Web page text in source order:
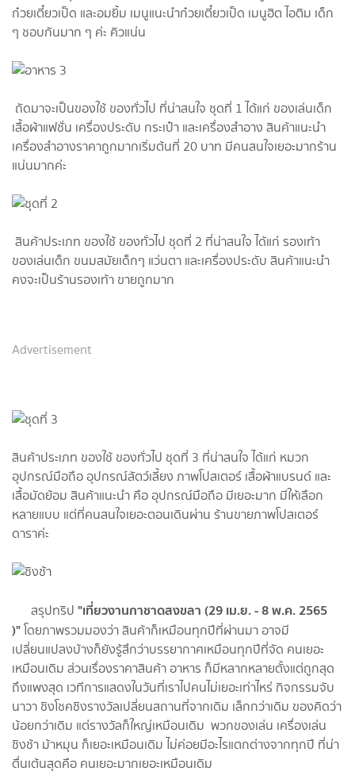
ก๋วยเตี๋ยวเป็ด และอมยิ้ม เมนูแนะนำก๋วยเตี๋ยวเป็ด เมนูฮิต ไอติม เด็ก
ๆ ชอบกันมาก ๆ ค่ะ คิวแน่น
ถัดมาจะเป็นของใช้ ของทั่วไป ที่น่าสนใจ ชุดที่ 1 ได้แก่ ของเล่นเด็ก
เสื้อผ้าแฟชั่น เครื่องประดับ กระเป๋า และเครื่องสำอาง สินค้าแนะนำ
เครื่องสำอางราคาถูกมากเริ่มต้นที่ 20 บาท มีคนสนใจเยอะมากร้าน
แน่นมากค่ะ
สินค้าประเภท ของใช้ ของทั่วไป ชุดที่ 2 ที่น่าสนใจ ได้แก่ รองเท้า
ของเล่นเด็ก ขนมสมัยเด็กๆ แว่นตา และเครื่องประดับ สินค้าแนะนำ
คงจะเป็นร้านรองเท้า ขายถูกมาก
Advertisement
สินค้าประเภท ของใช้ ของทั่วไป ชุดที่ 3 ที่น่าสนใจ ได้แก่ หมวก
อุปกรณ์มือถือ อุปกรณ์สัตว์เลี้ยง ภาพโปสเตอร์ เสื้อผ้าแบรนด์ และ
เสื้อมัดย้อม สินค้าแนะนำ คือ อุปกรณ์มือถือ มีเยอะมาก มีให้เลือก
หลายแบบ แต่ที่คนสนใจเยอะตอนเดินผ่าน ร้านขายภาพโปสเตอร์
ดาราค่ะ
สรุปทริป "เที่ยวงานกาชาดสงขลา (29 เม.ย. - 8 พ.ค. 2565
)"โดยภาพรวมมองว่า สินค้าก็เหมือนทุกปีที่ผ่านมา อาจมี
เปลี่ยนแปลงบ้างก็ยังรู้สึกว่าบรรยากาศเหมือนทุกปีที่จัด คนเยอะ
เหมือนเดิม ส่วนเรื่องราคาสินค้า อาหาร ก็มีหลากหลายตั้งแต่ถูกสุด
ถึงแพงสุด เวทีการแสดงในวันที่เราไปคนไม่เยอะเท่าไหร่ กิจกรรมจับ
นาวา ชิงโชคชิงรางวัลเปลี่ยนสถานที่จากเดิม เล็กกว่าเดิม ของคิดว่า
น้อยกว่าเดิม แต่รางวัลก็ใหญ่เหมือนเดิม พวกของเล่น เครื่องเล่น
ชิงช้า ม้าหมุน ก็เยอะเหมือนเดิม ไม่ค่อยมีอะไรแตกต่างจากทุกปี ที่น่า
ตื่นเต้นสุดคือ คนเยอะมากเยอะเหมือนเดิม